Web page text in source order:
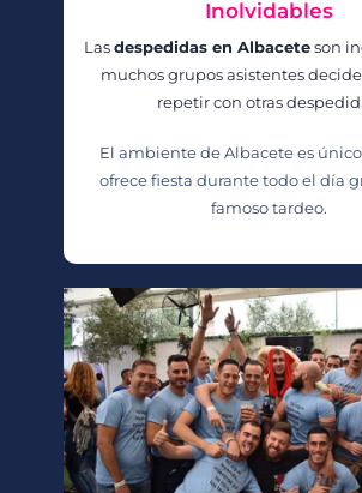
Inolvidables
Lasdespedidas en Albaceteson
muchos grupos asistentes
repetir con otras
El ambiente de Albacete es
ofrece fiesta durante todo el día
famoso tardeo.